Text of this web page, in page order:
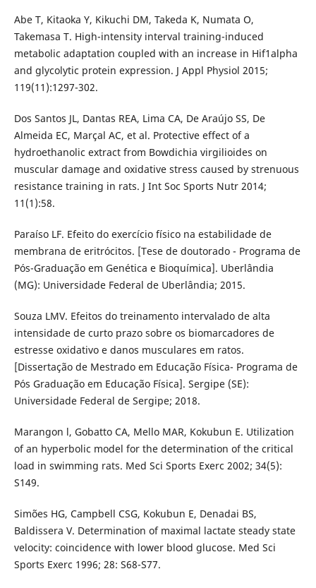
Abe T, Kitaoka Y, Kikuchi DM, Takeda K, Numata O,
Takemasa T. High-intensity interval training-induced
metabolic adaptation coupled with an increase in Hif1alpha
and glycolytic protein expression. J Appl Physiol 2015;
119(11):1297-302.
Dos Santos JL, Dantas REA, Lima CA, De Araújo SS, De
Almeida EC, Marçal AC, et al. Protective effect of a
hydroethanolic extract from Bowdichia virgilioides on
muscular damage and oxidative stress caused by strenuous
resistance training in rats. J Int Soc Sports Nutr 2014;
11(1):58.
Paraíso LF. Efeito do exercício físico na estabilidade de
membrana de eritrócitos. [Tese de doutorado - Programa de
Pós-Graduação em Genética e Bioquímica]. Uberlândia
(MG): Universidade Federal de Uberlândia; 2015.
Souza LMV. Efeitos do treinamento intervalado de alta
intensidade de curto prazo sobre os biomarcadores de
estresse oxidativo e danos musculares em ratos.
[Dissertação de Mestrado em Educação Física- Programa de
Pós Graduação em Educação Física]. Sergipe (SE):
Universidade Federal de Sergipe; 2018.
Marangon l, Gobatto CA, Mello MAR, Kokubun E. Utilization
of an hyperbolic model for the determination of the critical
load in swimming rats. Med Sci Sports Exerc 2002; 34(5):
S149.
Simões HG, Campbell CSG, Kokubun E, Denadai BS,
Baldissera V. Determination of maximal lactate steady state
velocity: coincidence with lower blood glucose. Med Sci
Sports Exerc 1996; 28: S68-S77.